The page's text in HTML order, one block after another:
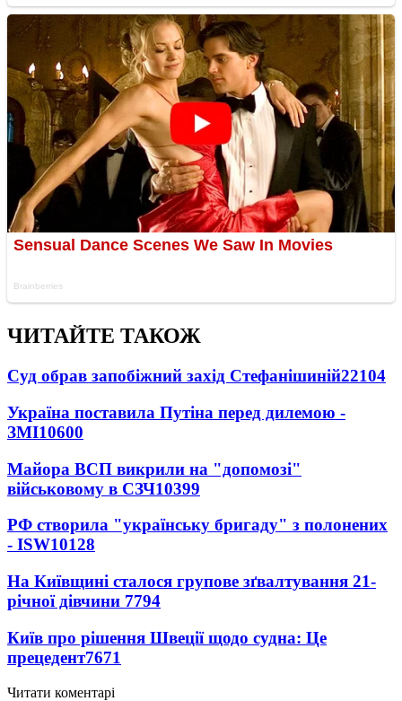
ЧИТАЙТЕ ТАКОЖ
Суд обрав запобіжний захід Стефанішиній22104
Україна поставила Путіна перед дилемою -
ЗМІ10600
Майора ВСП викрили на "допомозі"
військовому в СЗЧ10399
РФ створила "українську бригаду" з полонених
- ISW10128
На Київщині сталося групове зґвалтування 21-
річної дівчини 7794
Київ про рішення Швеції щодо судна: Це
прецедент7671
Читати коментарі